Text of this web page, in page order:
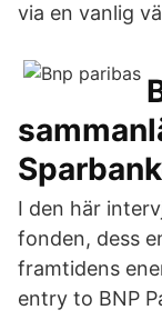
via en vanlig
I den här
fonden, dess
framtidens
entry to BNP